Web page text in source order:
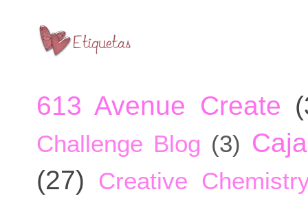
613 Avenue Create
Challenge Blog (3)
(27) Creative